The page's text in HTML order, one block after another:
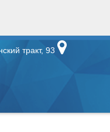
тракт, 93